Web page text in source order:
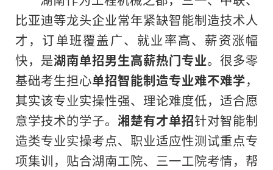
比亚迪等龙头企业常年紧缺智能制造技术人
才，订单班覆盖广、就业率高、薪资涨幅
快，是湖南单招男生高薪热门专业。很多零
基础考生担心单招智能制造专业难不难学，
其实该专业实操性强、理论难度低，适合愿
意学技术的学子。 湘楚有才单招针对智能制
造类专业实操考点、职业适应性测试重点专
项集训，贴合湖南工院、三一工院考情，帮